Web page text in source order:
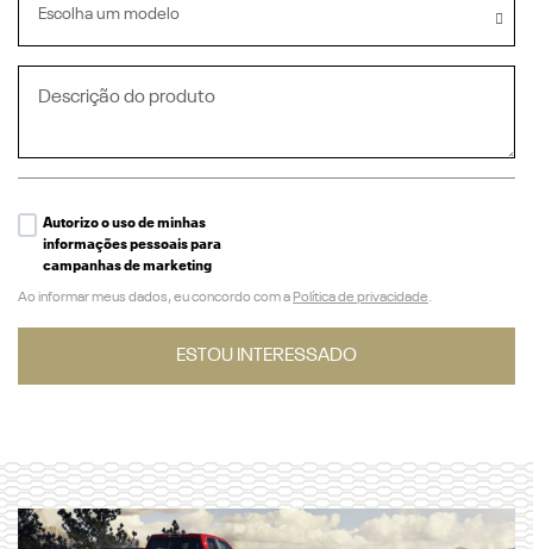
Escolha um modelo
Autorizo o uso de minhas
informações pessoais para
campanhas de marketing
Ao informar meus dados, eu concordo com a Política de privacidade.
ESTOU INTERESSADO